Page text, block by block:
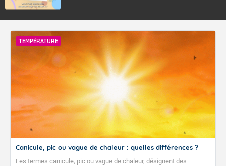
TEMPÉRATURE
Canicule, pic ou vague de chaleur : quelles différences ?
Les termes canicule, pic ou vague de chaleur, désignent des